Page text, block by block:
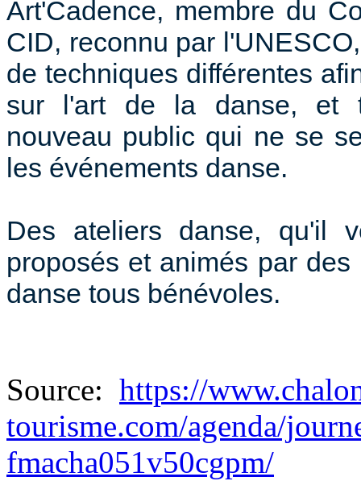
Art'Cadence, membre du
CID, reconnu par
de techniques différentes
sur l'art de la danse, et
nouveau public qui ne se
les événements danse.
Des ateliers danse, qu'il
proposés et animés par
danse tous bénévoles.
Source: https://
tourisme.com/agenda/
fmacha051v50cgpm/